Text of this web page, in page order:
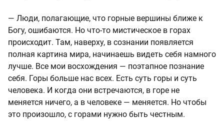
— Люди, полагающие, что горные вершины ближе к
Богу, ошибаются. Но что-то мистическое в горах
происходит. Там, наверху, в сознании появляется
полная картина мира, начинаешь видеть себя намного
лучше. Все мои восхождения — поэтапное познание
себя. Горы больше нас всех. Есть суть горы и суть
человека. И когда они встречаются, в горе не
меняется ничего, а в человеке — меняется. Но чтобы
это произошло, с горами нужно быть честным.